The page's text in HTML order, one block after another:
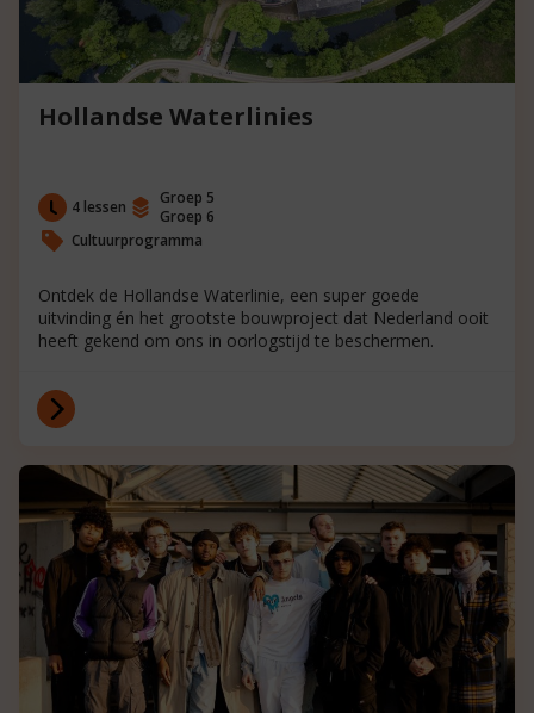
Hollandse Waterlinies
4 lessen
Groep 5
Groep 6
Cultuurprogramma
Ontdek de Hollandse Waterlinie, een super goede
uitvinding én het grootste bouwproject dat Nederland ooit
heeft gekend om ons in oorlogstijd te beschermen.